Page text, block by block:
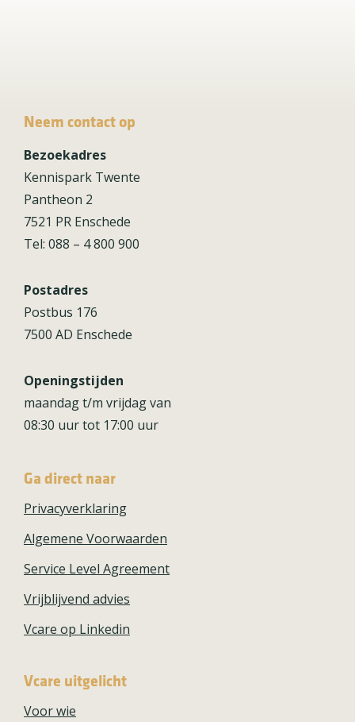
Neem contact op
Bezoekadres
Kennispark Twente
Pantheon 2
7521 PR Enschede
Tel: 088 – 4 800 900
Postadres
Postbus 176
7500 AD Enschede
Openingstijden
maandag t/m vrijdag van
08:30 uur tot 17:00 uur
Ga direct naar
Privacyverklaring
Algemene Voorwaarden
Service Level Agreement
Vrijblijvend advies
Vcare op Linkedin
Vcare uitgelicht
Voor wie